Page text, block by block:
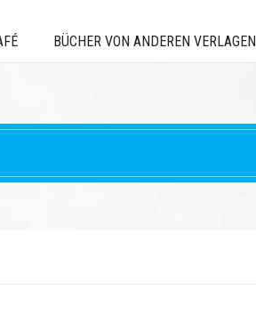
BÜCHER VON ANDEREN VERLAGEN